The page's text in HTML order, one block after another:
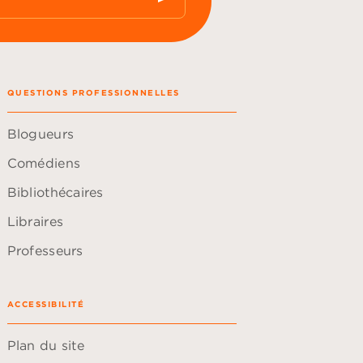
QUESTIONS PROFESSIONNELLES
Blogueurs
Comédiens
Bibliothécaires
Libraires
Professeurs
ACCESSIBILITÉ
Plan du site